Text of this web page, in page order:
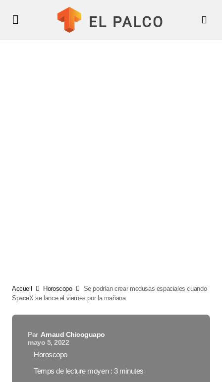
Accueil Horoscopo
Se podrían crear medusas espaciales cuando
SpaceX se lance el viernes por la mañana
Par Arnaud Chicoguapo
mayo 5, 2022
Horoscopo
Temps de lecture moyen : 3 minutes